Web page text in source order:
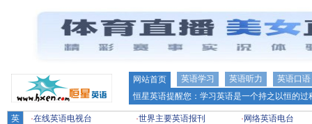
网站首页 英语学习 英语听力
英语口语
恒星英语提醒您：学习英语是一个持之以恒的
英
·在线英语电视台 ·世界主要英语报刊 · 网络英语电台